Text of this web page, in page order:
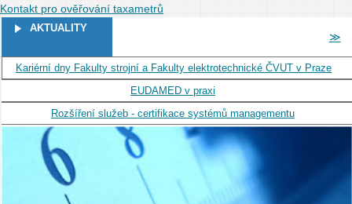
Kontakt pro ověřování taxametrů
AKTUALITY
Kariérní dny Fakulty strojní a Fakulty elektrotechnické ČVUT v Praze
EUDAMED v praxi
Rozšíření služeb - certifikace systémů managementu
STRÁNKY
≫